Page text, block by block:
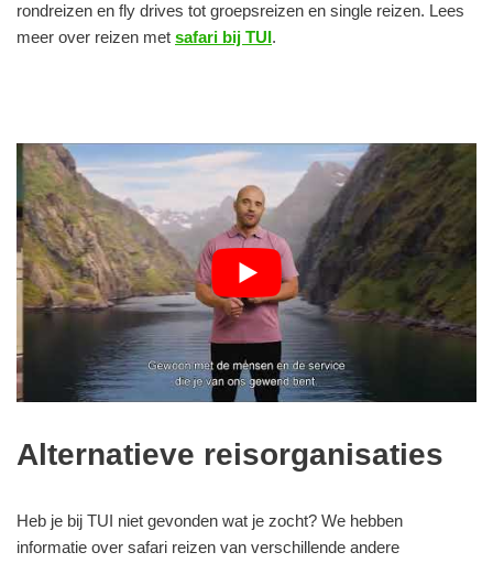
rondreizen en fly drives tot groepsreizen en single reizen. Lees
meer over reizen met safari bij TUI.
Alternatieve reisorganisaties
Heb je bij TUI niet gevonden wat je zocht? We hebben
informatie over safari reizen van verschillende andere